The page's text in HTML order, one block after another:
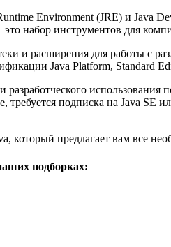
Environment (JRE) и
набор инструментов для
и расширения для работы
Java Platform, Standard
разработческого
требуется подписка на Java
который предлагает вам все
подборках: